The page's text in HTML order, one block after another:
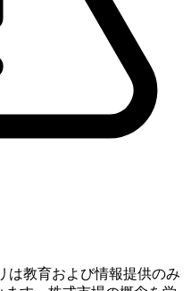
は教育および情報提供のみ